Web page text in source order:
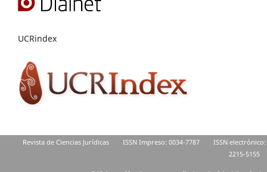
UCRindex
Revista de Ciencias Jurídicas ISSN Impreso: 0034-7787
ISSN electrónico:
2215-5155